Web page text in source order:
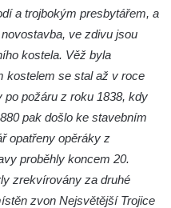
– Šimon
–
– Svatá
mu do své
– Kristus
a trojbokým presbytářem, a
ve zdivu jsou
kostela. Věž byla
kostelem se stal až v roce
po požáru z roku 1838, kdy
pak došlo ke stavebním
opatřeny opěráky z
proběhly koncem 20.
zrekvírovány za druhé
zvon Nejsvětější Trojice